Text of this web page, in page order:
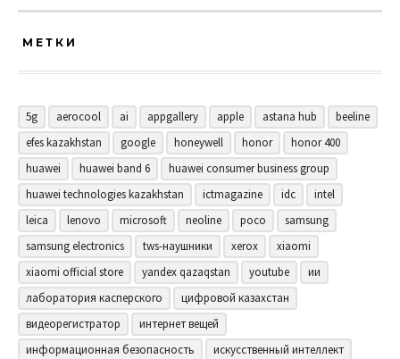
МЕТКИ
5g aerocool ai appgallery apple astana hub
beeline
efes kazakhstan
google honeywell honor
honor 400
huawei
huawei band 6
huawei consumer business group
huawei technologies kazakhstan
ictmagazine idc
intel
leica
lenovo microsoft neoline poco
samsung
samsung electronics
tws-наушники xerox
xiaomi
xiaomi official store
yandex qazaqstan youtube
ии
лаборатория касперского
цифровой казахстан
видеорегистратор
интернет вещей
информационная безопасность
искусственный интеллект